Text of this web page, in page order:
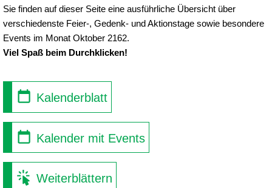
Sie finden auf dieser Seite eine ausführliche Übersicht über
verschiedenste Feier-, Gedenk- und Aktionstage sowie besondere
Events im Monat Oktober 2162.
Viel Spaß beim Durchklicken!
Kalenderblatt
Kalender mit Events
Weiterblättern